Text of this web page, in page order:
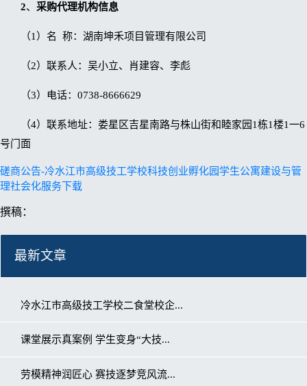
2、 采购代理机构信息
（1）名 称：湖南坤禾项目管理有限公司
（2）联系人：吴小立、肖建容、李彪
（3）电话：0738-8666629
（4）联系地址：娄星区吉星南路与株山街和睦家园1栋1楼1一6
号门面
磋商公告-冷水江市高级技工学校科技创业孵化园学生公寓建设与管
理社会化服务下载
撰稿：
最新文章
冷水江市高级技工学校二食堂校企...
课堂展示真案例 学生变身“大技...
劳模精神润匠心 赛技逐梦竞风流...